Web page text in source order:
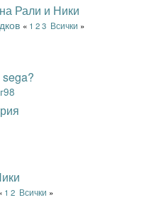
Рали и Ники
« 1 23 Всички »
1 2 Всички »